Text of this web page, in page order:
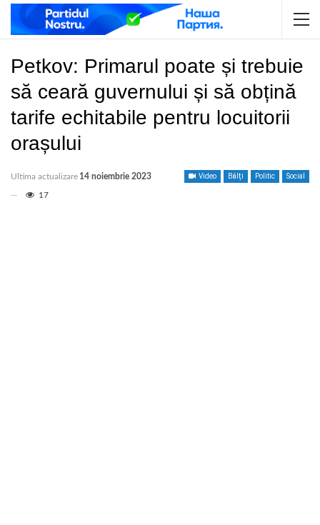
Petkov: Primarul poate și trebuie
să ceară guvernului și să obțină
tarife echitabile pentru locuitorii
orașului
Video Bălți Politic Social
Ultima actualizare 14 noiembrie 2023
17